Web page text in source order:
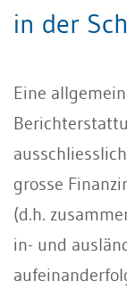
in der
Eine
grosse
(d.h.
in- und